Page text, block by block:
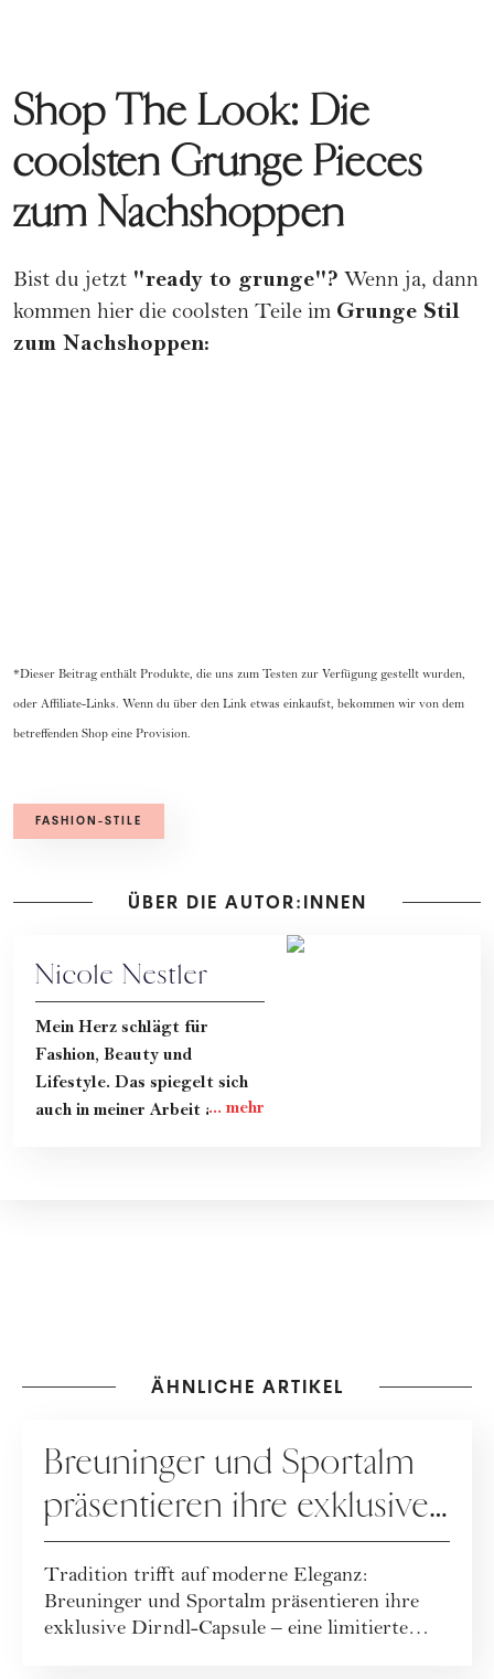
Shop The Look: Die
coolsten Grunge Pieces
zum Nachshoppen
Bist du jetzt "ready to grunge"? Wenn ja, dann
kommen hier die coolsten Teile im Grunge Stil
zum Nachshoppen:
*Dieser Beitrag enthält Produkte, die uns zum Testen zur Verfügung gestellt wurden,
oder Affiliate-Links. Wenn du über den Link etwas einkaufst, bekommen wir von dem
betreffenden Shop eine Provision.
FASHION-STILE
ÜBER DIE AUTOR:INNEN
Nicole Nestler
Mein Herz schlägt für
Fashion, Beauty und
Lifestyle. Das spiegelt sich
auch in meiner Arbeit als
Herzblut. Ich wünsche dirÄHNLICHE ARTIKEL
Breuninger und Sportalm
präsentieren ihre exklusive
Dirndl-Capsule!
Tradition trifft auf moderne Eleganz:
Breuninger und Sportalm präsentieren ihre
exklusive Dirndl-Capsule – eine limitierte